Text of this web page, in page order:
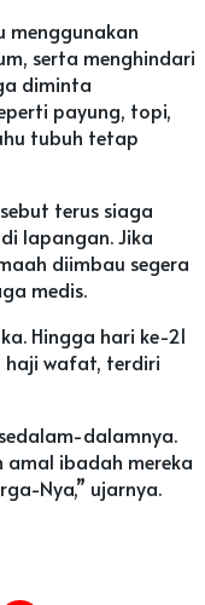
menggunakan
serta menghindari
diminta
payung, topi,
tubuh tetap
terus siaga
lapangan. Jika
diimbau segera
medis.
Hingga hari ke-21
haji wafat, terdiri
dalamnya.
amal ibadah mereka
Nya,” ujarnya.